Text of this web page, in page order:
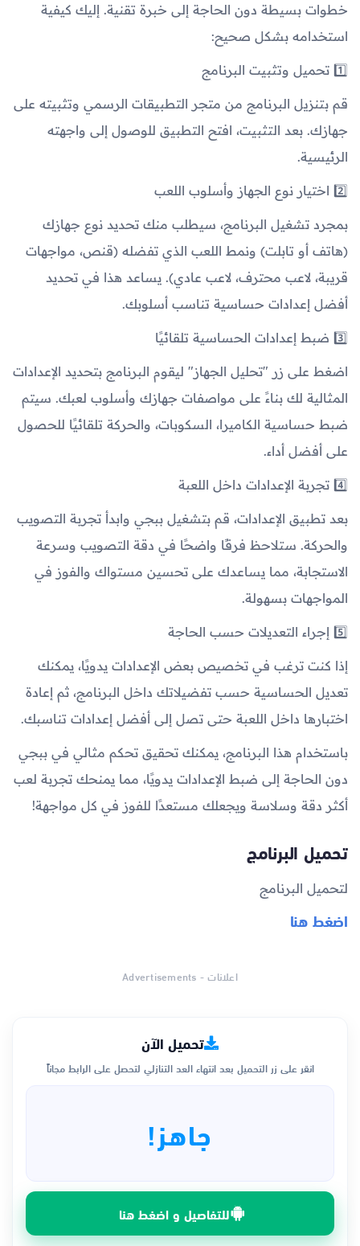
خطوات بسيطة دون الحاجة إلى خبرة تقنية. إليك كيفية
استخدامه بشكل صحيح:
1️⃣ تحميل وتثبيت البرنامج
قم بتنزيل البرنامج من متجر التطبيقات الرسمي وتثبيته على
جهازك. بعد التثبيت، افتح التطبيق للوصول إلى واجهته
الرئيسية.
2️⃣ اختيار نوع الجهاز وأسلوب اللعب
بمجرد تشغيل البرنامج، سيطلب منك تحديد نوع جهازك
(هاتف أو تابلت) ونمط اللعب الذي تفضله (قنص، مواجهات
قريبة، لاعب محترف، لاعب عادي). يساعد هذا في تحديد
أفضل إعدادات حساسية تناسب أسلوبك.
3️⃣ ضبط إعدادات الحساسية تلقائيًا
اضغط على زر "تحليل الجهاز" ليقوم البرنامج بتحديد الإعدادات
المثالية لك بناءً على مواصفات جهازك وأسلوب لعبك. سيتم
ضبط حساسية الكاميرا، السكوبات، والحركة تلقائيًا للحصول
على أفضل أداء.
4️⃣ تجربة الإعدادات داخل اللعبة
بعد تطبيق الإعدادات، قم بتشغيل ببجي وابدأ تجربة التصويب
والحركة. ستلاحظ فرقًا واضحًا في دقة التصويب وسرعة
الاستجابة، مما يساعدك على تحسين مستواك والفوز في
المواجهات بسهولة.
5️⃣ إجراء التعديلات حسب الحاجة
إذا كنت ترغب في تخصيص بعض الإعدادات يدويًا، يمكنك
تعديل الحساسية حسب تفضيلاتك داخل البرنامج، ثم إعادة
اختبارها داخل اللعبة حتى تصل إلى أفضل إعدادات تناسبك.
باستخدام هذا البرنامج، يمكنك تحقيق تحكم مثالي في ببجي
دون الحاجة إلى ضبط الإعدادات يدويًا، مما يمنحك تجربة لعب
أكثر دقة وسلاسة ويجعلك مستعدًا للفوز في كل مواجهة!
تحميل البرنامج
لتحميل البرنامج
اضغط هنا
اعلانات - Advertisements
تحميل الآن
انقر على زر التحميل بعد انتهاء العد التنازلي لتحصل على الرابط مجاناً
جاهز!
للتفاصيل و اضغط هنا